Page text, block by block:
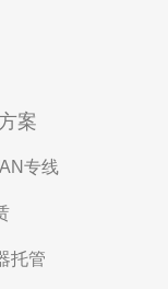
案
专线
托管